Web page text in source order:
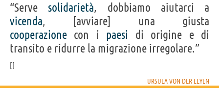
“Serve solidarietà, dobbiamo aiutarci a
vicenda, [avviare] una giusta
cooperazione con i paesi di origine e di
transito e ridurre la migrazione irregolare.”
URSULA VON DER LEYEN